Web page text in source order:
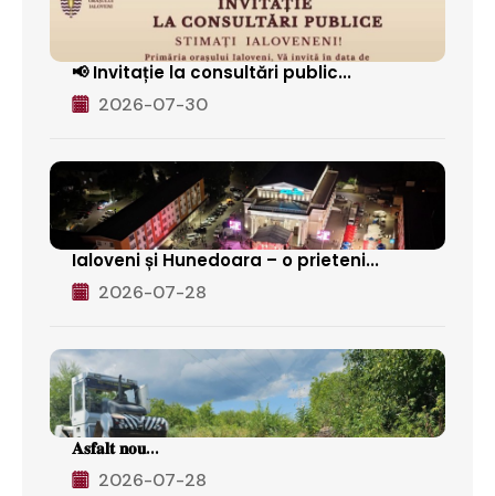
📢 Invitație la consultări public...
2026-07-30
Ialoveni și Hunedoara – o prieteni...
2026-07-28
𝐀𝐬𝐟𝐚𝐥𝐭 𝐧𝐨𝐮...
2026-07-28